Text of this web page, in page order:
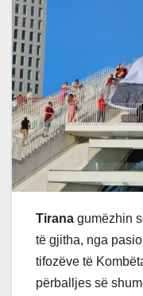
Tirana gumëzhin
të gjitha, nga
tifozëve të
përballjes së